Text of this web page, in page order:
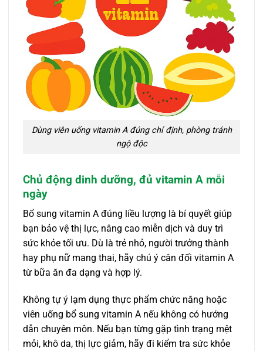
Dùng viên uống vitamin A đúng chỉ định, phòng tránh
ngộ độc
Chủ động dinh dưỡng, đủ vitamin A mỗi
ngày
Bổ sung vitamin A đúng liều lượng là bí quyết giúp
bạn bảo vệ thị lực, nâng cao miễn dịch và duy trì
sức khỏe tối ưu. Dù là trẻ nhỏ, người trưởng thành
hay phụ nữ mang thai, hãy chú ý cân đối vitamin A
từ bữa ăn đa dạng và hợp lý.
Không tự ý lạm dụng thực phẩm chức năng hoặc
viên uống bổ sung vitamin A nếu không có hướng
dẫn chuyên môn. Nếu bạn từng gặp tình trạng mệt
mỏi, khô da, thị lực giảm, hãy đi kiểm tra sức khỏe